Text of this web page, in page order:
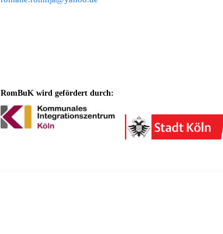
RomBuK wird gefördert durch: